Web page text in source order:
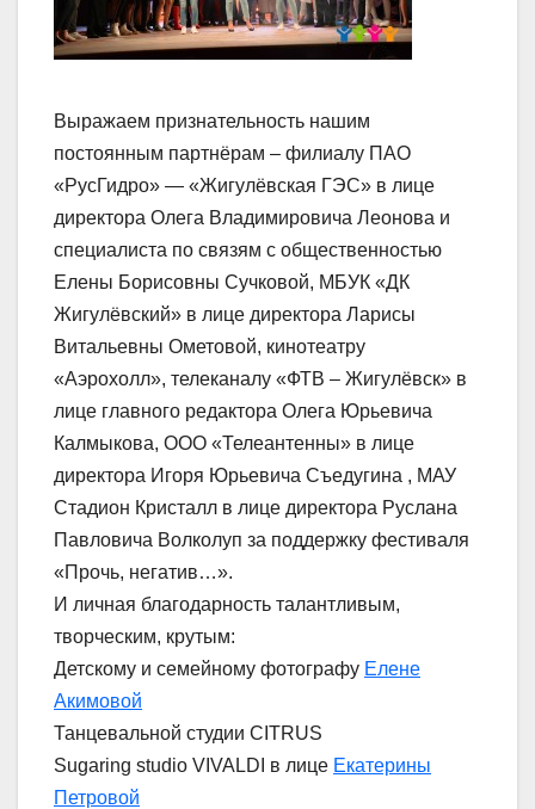
Выражаем признательность нашим
постоянным партнёрам – филиалу ПАО
«РусГидро» — «Жигулёвская ГЭС» в лице
директора Олега Владимировича Леонова и
специалиста по связям с общественностью
Елены Борисовны Сучковой, МБУК «ДК
Жигулёвский» в лице директора Ларисы
Витальевны Ометовой, кинотеатру
«Аэрохолл», телеканалу «ФТВ – Жигулёвск» в
лице главного редактора Олега Юрьевича
Калмыкова, ООО «Телеантенны» в лице
директора Игоря Юрьевича Съедугина , МАУ
Стадион Кристалл в лице директора Руслана
Павловича Волколуп за поддержку фестиваля
«Прочь, негатив…».
И личная благодарность талантливым,
творческим, крутым:
Детскому и семейному фотографу Елене
Акимовой
Танцевальной студии CITRUS
Sugaring studio VIVALDI в лице Екатерины
Петровой